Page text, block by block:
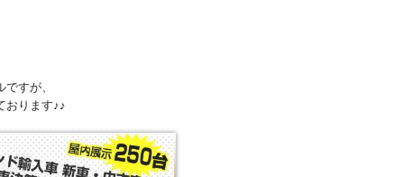
すが、
おります♪♪